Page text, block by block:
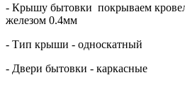
- Крышу бытовки покрываем
железом 0.4мм
- Тип крыши - односкатный
- Двери бытовки - каркасные